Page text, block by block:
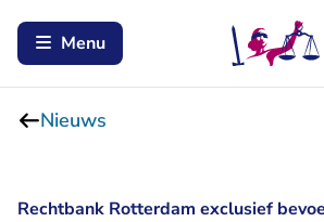
Menu
Nieuws
Rechtbank Rotterdam exclusief